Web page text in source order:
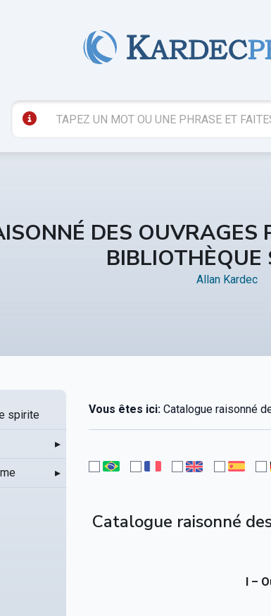
DES
BIBLIOTHÈQUE
Allan Kardec
spirite
▸
▸
Vous êtes ici:Catalogue raisonné
Catalogue raisonné
I –